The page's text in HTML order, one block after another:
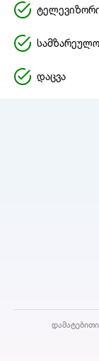
დაცვა